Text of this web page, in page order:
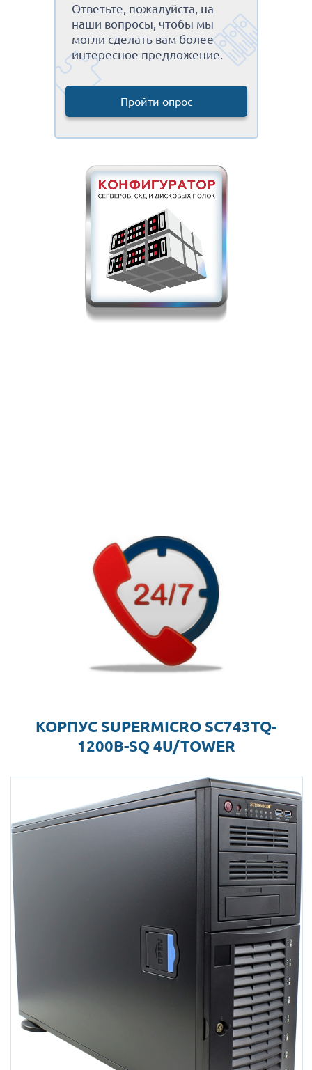
Ответьте, пожалуйста, на
наши вопросы, чтобы мы
могли сделать вам более
интересное предложение.
Пройти опрос
КОРПУС SUPERMICRO SC743TQ-
1200B-SQ 4U/TOWER